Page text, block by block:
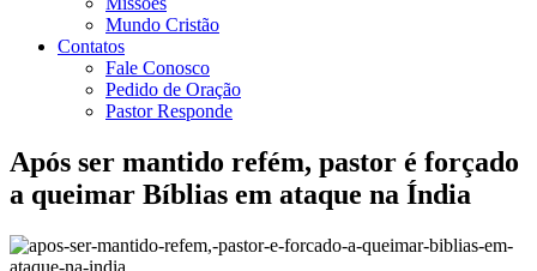
Mundo Cristão
Contatos
Fale Conosco
Pedido de Oração
Pastor Responde
Após ser mantido refém, pastor é forçado
a queimar Bíblias em ataque na Índia